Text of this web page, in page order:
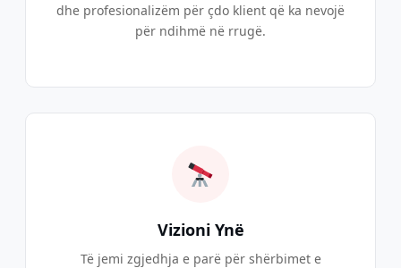
dhe profesionalizëm për çdo klient që ka nevojë
për ndihmë në rrugë.
Vizioni Ynë
Të jemi zgjedhja e parë për shërbimet e